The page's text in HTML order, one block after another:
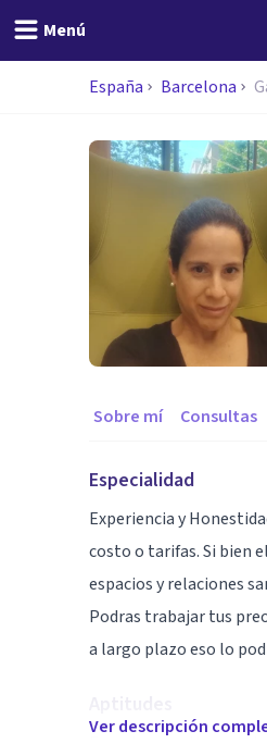
Menú
España Barcelona
Sobre mí Consultas
Especialidad
Experiencia y
costo o tarifas. Si bien
espacios y relaciones
Podras trabajar tus
a largo plazo eso lo
Experiencia y
Ver descripción